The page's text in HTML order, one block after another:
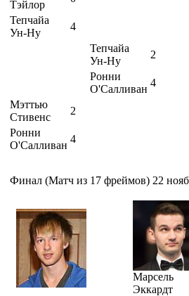
Тэйлор
Тепчайа
Ун-Ну
4
Тепчайа
Ун-Ну
2
Ронни
О'Салливан
4
Мэттью
Стивенс
2
Ронни
О'Салливан
4
Финал (Матч из 17 фреймов) 22
Марсель
Эккардт